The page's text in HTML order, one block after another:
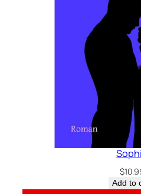
$
Add to